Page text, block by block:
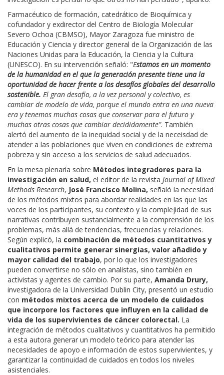
Farmacéutico de formación, catedrático de Bioquímica y
cofundador y exdirector del Centro de Biología Molecular
Severo Ochoa (CBMSO), Mayor Zaragoza fue ministro de
Educación y Ciencia y director general de la Organización de las
Naciones Unidas para la Educación, la Ciencia y la Cultura
(UNESCO). En su intervención señaló: "Estamos en un momento
de la humanidad en el que la generación presente tiene una la
oportunidad de hacer frente a los desafíos globales del desarrollo
sostenible. El gran desafío, a la vez personal y colectivo, es
cambiar de modelo de vida, porque el mundo entra en una nueva
era y tenemos muchas cosas que conservar para el futuro y
muchas otras cosas que cambiar decididamente". También
alertó del aumento de la inequidad social y de la neceisdad de
atender a las poblaciones que viven en condiciones de extrema
pobreza y sin acceso a los servicios de salud adecuados. ​
En la mesa plenaria sobre Métodos integradores para la
investigación en salud, el editor de la revista Journal of Mixed
Methods Research, José Francisco Molina, señaló la necesidad
de los métodos mixtos para abordar realidades en las que las
voces de los participantes, su contexto y la complejidad de sus
narrativas contribuyen sustancialmente a la comprensión de los
problemas, más allá de tendencias, frecuencias y relaciones.
Según explicó, la combinación de métodos cuantitativos y
cualitativos permite generar sinergias, valor añadido y
mayor calidad del trabajo, por lo que los investigadores
pueden convertirse no sólo en analistas, sino también en
activistas y agentes de cambio. Por su parte, Amanda Drury,
investigadora de la Universidad Dublin City, presentó un estudio
con métodos mixtos acerca de un modelo de cuidados
que incorpore los factores que influyen en la calidad de
vida de los supervivientes de cáncer colorectal. La
integración de métodos cualitativos y cuantitativos ha permitido
a esta autora generar un modelo teórico para atender las
necesidades de apoyo e información de estos supervivientes, y
garantizar la continuidad de cuidados en todos los niveles
asistenciales.